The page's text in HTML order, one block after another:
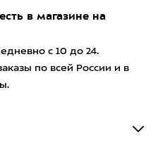
в магазине на
с 10 до 24.
по всей России и в